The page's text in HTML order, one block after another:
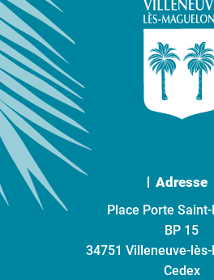
Adresse
Place Porte
BP 15
34751 Villeneuve-
Cedex